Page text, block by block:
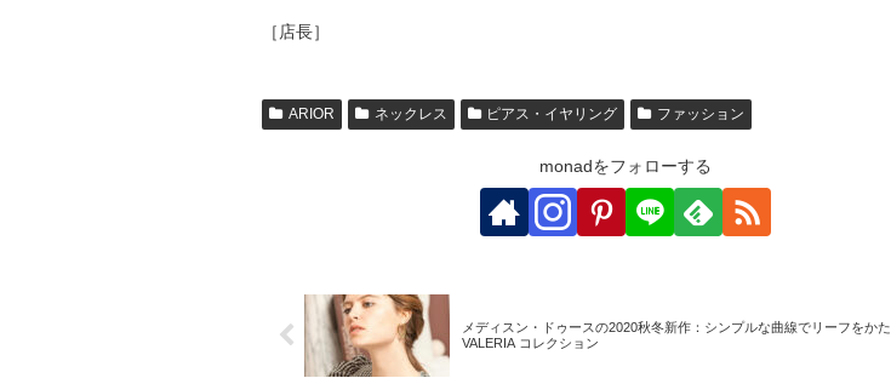
［店長］
ARIOR ネックレス ピアス・イヤリング ファッション
monadをフォローする
メディスン・ドゥースの2020秋冬新作：シンプルな曲線でリーフをか
VALERIA コレクション